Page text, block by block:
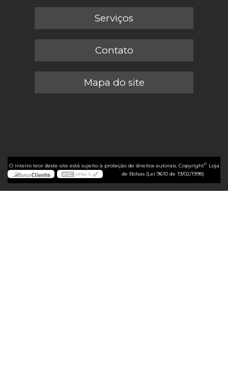
Serviços
Contato
Mapa do site
O inteiro teor deste site está sujeito à proteção de direitos autorais. Copyright©Loja
de Bolsas (Lei 9610 de 19/02/1998)